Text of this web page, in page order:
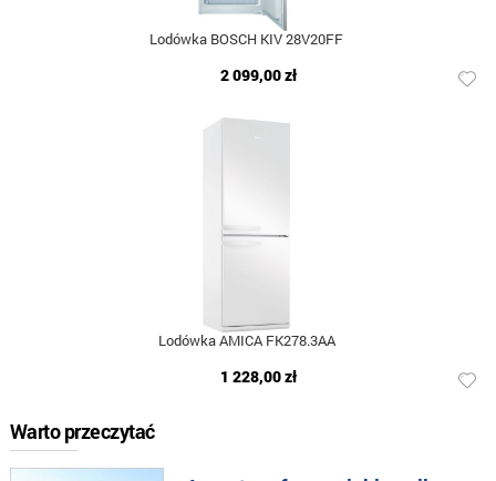
Lodówka BOSCH KIV 28V20FF
2 099,00 zł
Lodówka AMICA FK278.3AA
1 228,00 zł
Warto przeczytać